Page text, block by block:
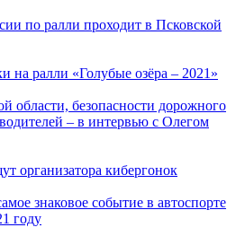
по ралли проходит в Псковской
на ралли «Голубые озёра – 2021»
области, безопасности дорожного
– в интервью с Олегом
организатора кибергонок
знаковое событие в автоспорте
году